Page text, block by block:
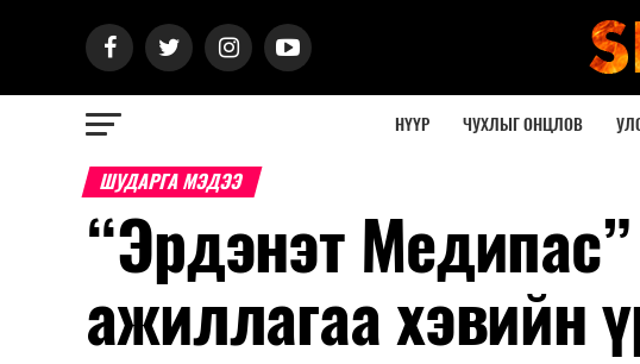
НҮҮР ЧУХЛЫГ ОНЦЛОВ
ШУДАРГА МЭДЭЭ
“Эрдэнэт
ажиллагаа хэвийн